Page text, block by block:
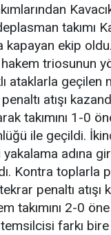
takımı
kapayan ekip
triosunun
ataklarla geçilen
atışı
takımını 1-0
ile geçildi.
adına
Kontra toplarla
penaltı atışı
takımını 2-0
farkı